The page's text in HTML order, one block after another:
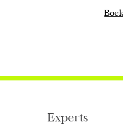
kwam.
Experts